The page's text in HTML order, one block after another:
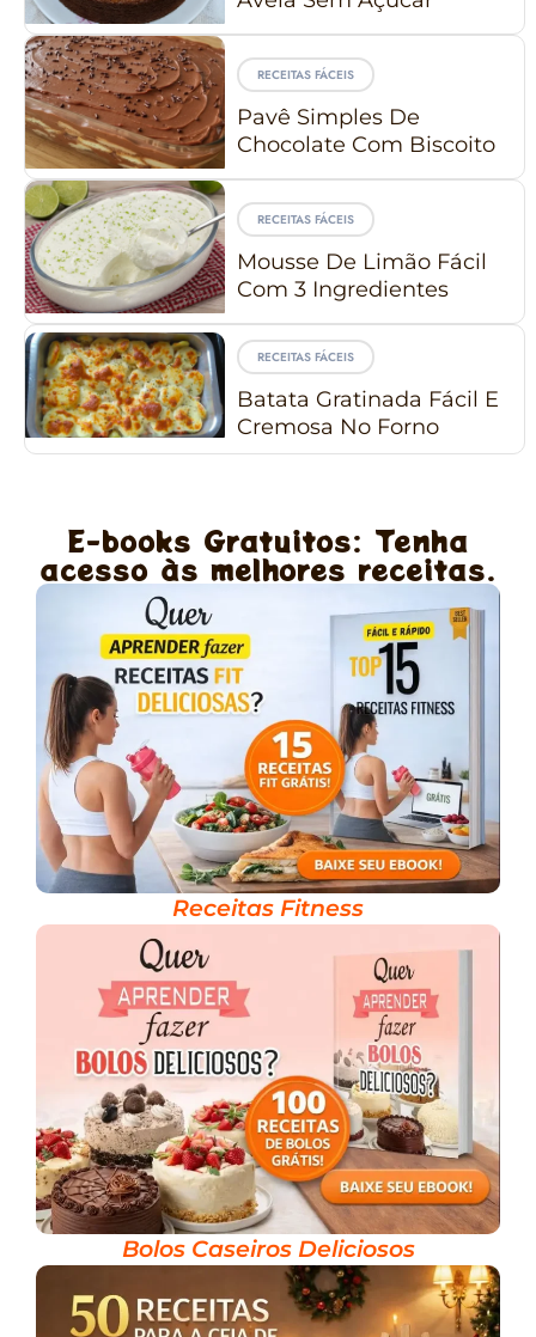
RECEITAS FÁCEIS
Pavê Simples De
Chocolate Com Biscoito
RECEITAS FÁCEIS
Mousse De Limão Fácil
Com 3 Ingredientes
RECEITAS FÁCEIS
Batata Gratinada Fácil E
Cremosa No Forno
E-books Gratuitos: Tenha
acesso às melhores receitas.
Receitas Fitness
Bolos Caseiros Deliciosos